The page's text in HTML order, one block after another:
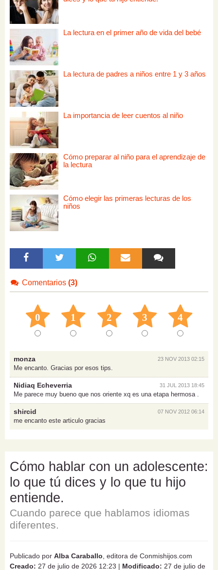
La lectura en el primer año de vida del bebé
La lectura de padres a niños entre 1 y 3 años
La importancia de leer cuentos al niño
Cómo preparar al niño para el aprendizaje de
la lectura
Cómo elegir las primeras lecturas de los
niños
Comentarios (3)
0 1 2 3 4
23 NOV 2013 02:15
monza
Me encanto. Gracias por esos tips.
31 JUL 2013 18:45
Nidiaq Echeverria
Me parece muy bueno que nos oriente xq es una etapa hermosa .
07 NOV 2012 06:14
shircid
me encanto este articulo gracias
Cómo hablar con un adolescente:
lo que tú dices y lo que tu hijo
entiende.
Cuando parece que hablamos idiomas
diferentes.
Publicado por Alba Caraballo , editora de Conmishijos.com
Creado: 27 de julio de 2026 12:23 | Modificado: 27 de julio de